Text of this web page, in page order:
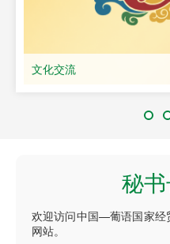
文化交流
秘
欢迎访问中国—葡语国家经
网站。